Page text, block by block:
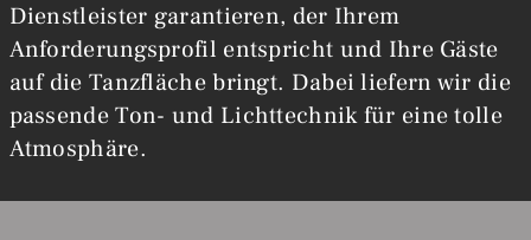
Dienstleister garantieren, der Ihrem
Anforderungsprofil entspricht und Ihre Gäste
auf die Tanzfläche bringt. Dabei liefern wir die
passende Ton- und Lichttechnik für eine tolle
Atmosphäre.